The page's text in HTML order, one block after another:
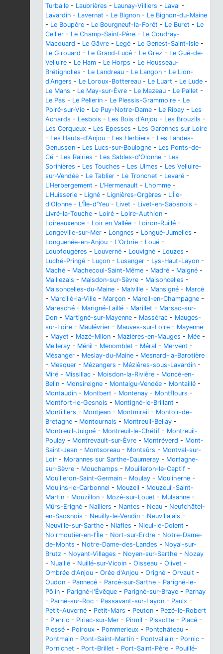
Turballe - Laubrières - Launay-Villiers - Laval -
Lavardin - Lavernat - Le Bignon - Le Bignon-du-Maine
- Le Boupère - Le Bourgneuf-la-Forêt - Le Buret - Le
Cellier - Le Champ-Saint-Père - Le Coudray-
Macouard - Le Gâvre - Legé - Le Genest-Saint-Isle -
Le Girouard - Le Grand-Lucé - Le Grez - Le Gué-de-
Velluire - Le Ham - Le Horps - Le Housseau-
Brétignolles - Le Landreau - Le Langon - Le Lion-
d'Angers - Le Loroux-Bottereau - Le Luart - Le Lude -
Le Mans - Le May-sur-Èvre - Le Mazeau - Le Pallet -
Le Pas - Le Pellerin - Le Plessis-Grammoire - Le
Poiré-sur-Vie - Le Puy-Notre-Dame - Le Ribay - Les
Achards - Lesbois - Les Bois d'Anjou - Les Brouzils -
Les Cerqueux - Les Epesses - Les Garennes sur Loire
- Les Hauts-d'Anjou - Les Herbiers - Les Landes-
Genusson - Les Lucs-sur-Boulogne - Les Ponts-de-
Cé - Les Rairies - Les Sables-d'Olonne - Les
Sorinières - Les Touches - Les Ulmes - Les Velluire-
sur-Vendée - Le Tablier - Le Tronchet - Levaré -
L'Herbergement - L'Hermenault - Lhomme -
L'Huisserie - Ligné - Lignières-Orgères - L'Île-
d'Olonne - L'Île-d'Yeu - Livet - Livet-en-Saosnois -
Livré-la-Touche - Loiré - Loire-Authion -
Loireauxence - Loir en Vallée - Loiron-Ruillé -
Longeville-sur-Mer - Longnes - Longué-Jumelles -
Longuenée-en-Anjou - L'Orbrie - Loué -
Loupfougères - Louverné - Louvigné - Louzes -
Luché-Pringé - Luçon - Lusanger - Lys-Haut-Layon -
Maché - Machecoul-Saint-Même - Madré - Maigné -
Maillezais - Maisdon-sur-Sèvre - Maisoncelles -
Maisoncelles-du-Maine - Malville - Mansigné - Marcé
- Marcillé-la-Ville - Marçon - Mareil-en-Champagne -
Maresché - Marigné-Laillé - Marillet - Marsac-sur-
Don - Martigné-sur-Mayenne - Massérac - Mauges-
sur-Loire - Maulévrier - Mauves-sur-Loire - Mayenne
- Mayet - Mazé-Milon - Mazières-en-Mauges - Mée -
Melleray - Ménil - Menomblet - Méral - Mervent -
Mésanger - Meslay-du-Maine - Mesnard-la-Barotière
- Mesquer - Mézangers - Mézières-sous-Lavardin -
Miré - Missillac - Moisdon-la-Rivière - Moncé-en-
Belin - Monsireigne - Montaigu-Vendée - Montaillé -
Montaudin - Montbert - Montenay - Montflours -
Montfort-le-Gesnois - Montigné-le-Brillant -
Montilliers - Montjean - Montmirail - Montoir-de-
Bretagne - Montournais - Montreuil-Bellay -
Montreuil-Juigné - Montreuil-le-Chétif - Montreuil-
Poulay - Montrevault-sur-Èvre - Montréverd - Mont-
Saint-Jean - Montsoreau - Montsûrs - Montval-sur-
Loir - Morannes sur Sarthe-Daumeray - Mortagne-
sur-Sèvre - Mouchamps - Mouilleron-le-Captif -
Mouilleron-Saint-Germain - Moulay - Mouliherne -
Moulins-le-Carbonnel - Mouzeil - Mouzeuil-Saint-
Martin - Mouzillon - Mozé-sur-Louet - Mulsanne -
Mûrs-Erigné - Nalliers - Nantes - Neau - Neufchâtel-
en-Saosnois - Neuilly-le-Vendin - Neuvillalais -
Neuville-sur-Sarthe - Niafles - Nieul-le-Dolent -
Noirmoutier-en-l'Île - Nort-sur-Erdre - Notre-Dame-
de-Monts - Notre-Dame-des-Landes - Noyal-sur-
Brutz - Noyant-Villages - Noyen-sur-Sarthe - Nozay
- Nuaillé - Nuillé-sur-Vicoin - Oisseau - Olivet -
Ombrée d'Anjou - Orée d'Anjou - Origné - Orvault -
Oudon - Pannecé - Parcé-sur-Sarthe - Parigné-le-
Pôlin - Parigné-l'Évêque - Parigné-sur-Braye - Parnay
- Parné-sur-Roc - Passavant-sur-Layon - Paulx -
Petit-Auverné - Petit-Mars - Peuton - Pezé-le-Robert
- Pierric - Piriac-sur-Mer - Pirmil - Pissotte - Placé -
Plessé - Poiroux - Pommerieux - Pontchâteau -
Pontmain - Pont-Saint-Martin - Pontvallain - Pornic -
Pornichet - Port-Brillet - Port-Saint-Père - Pouillé-